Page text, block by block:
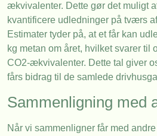
ækvivalenter. Dette gør det muligt
kvantificere udledninger på tværs
Estimater tyder på, at et får kan
kg metan om året, hvilket svarer til
CO2-ækvivalenter. Dette tal giver
fårs bidrag til de samlede
Sammenligning med
Når vi sammenligner får med